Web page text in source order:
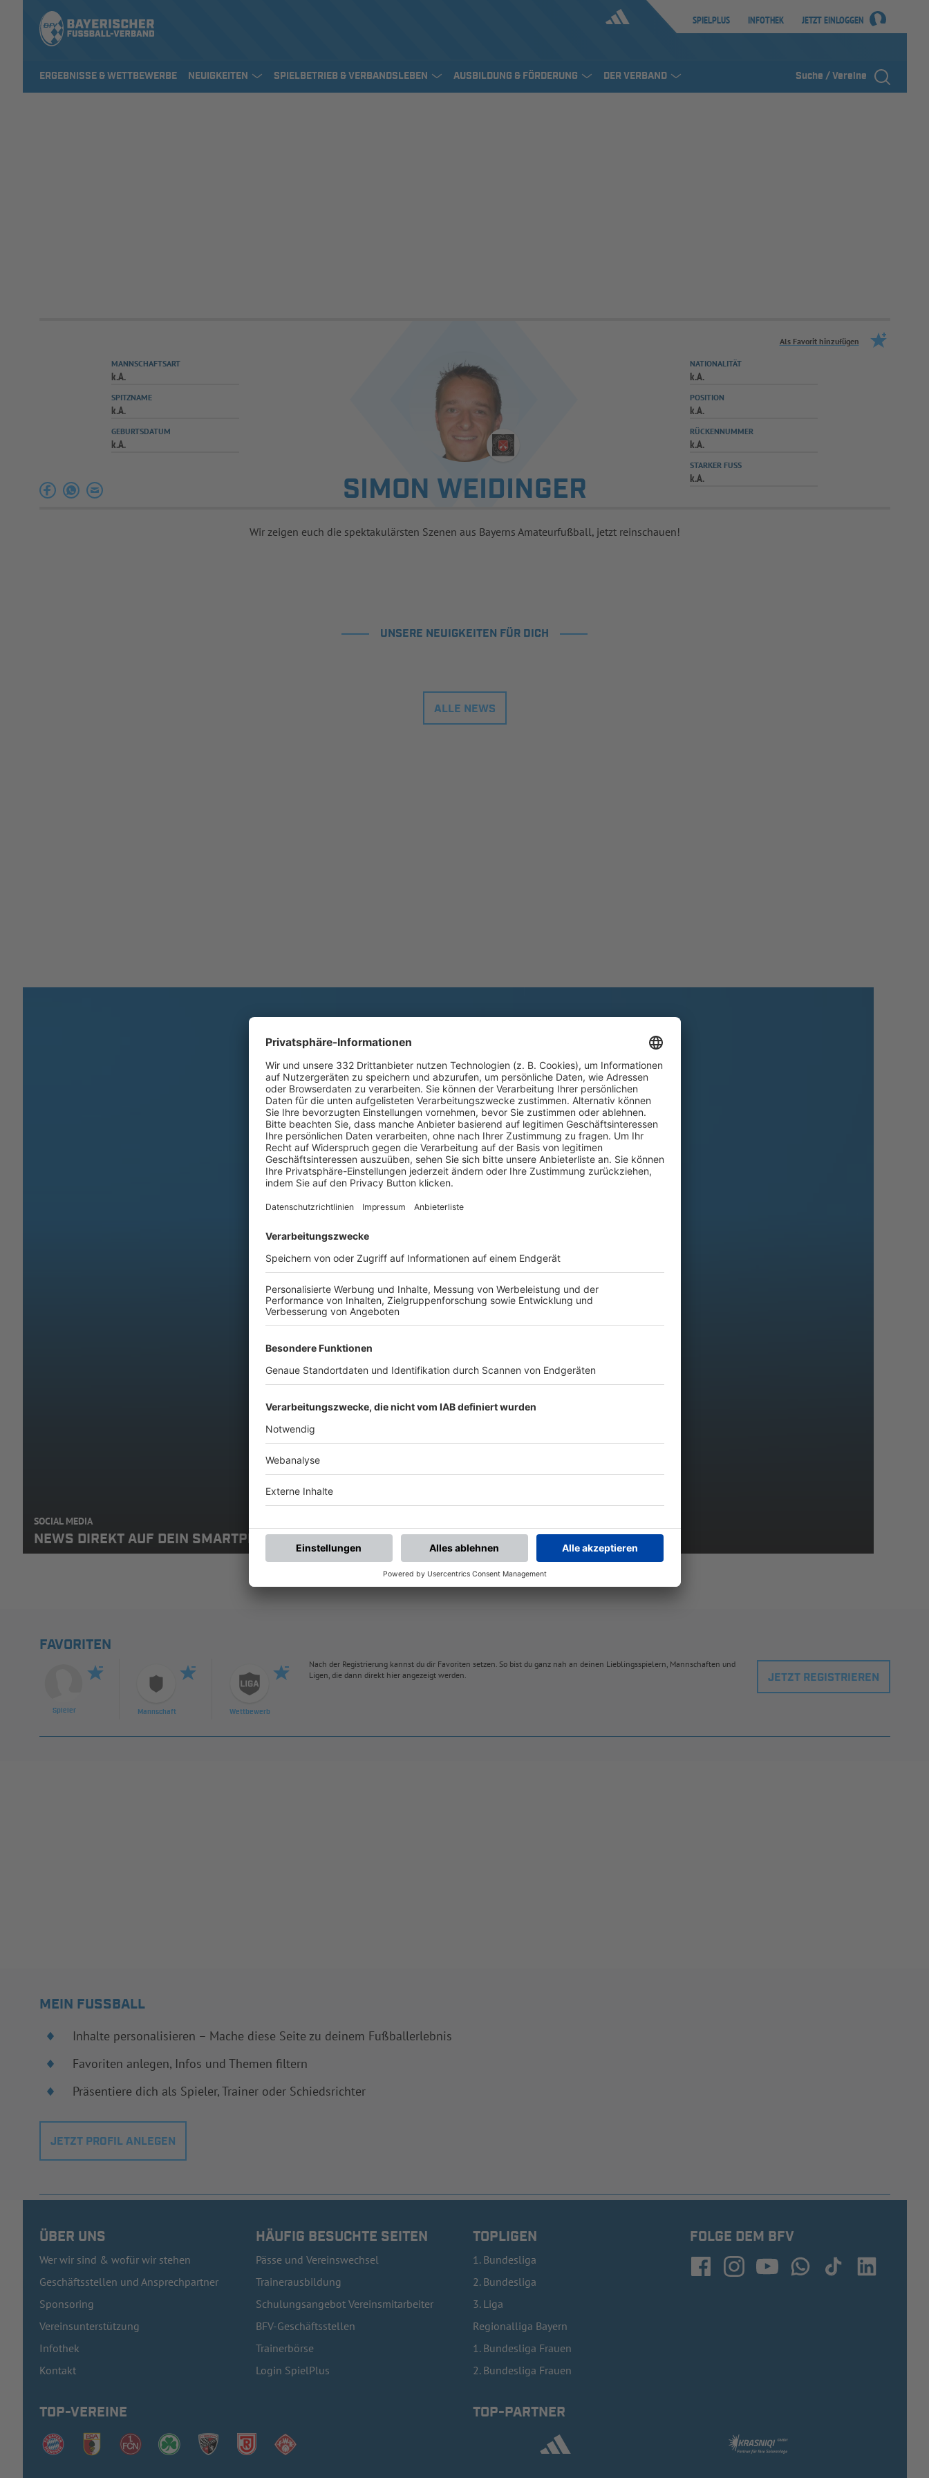
SPIELPLUS INFOTHEK JETZT EINLOGGEN
ERGEBNISSE & WETTBEWERBE NEUIGKEITEN SPIELBETRIEB & VERBANDSLEBEN AUSBILDUNG & FÖRDERUNG DER VERBAND Suche / Vereine
Als Favorit hinzufügen
SIMON WEIDINGER
MANNSCHAFTSART
k.A.
SPITZNAME
k.A.
GEBURTSDATUM
k.A.
NATIONALITÄT
k.A.
POSITION
k.A.
RÜCKENNUMMER
k.A.
STARKER FUSS
k.A.
Wir zeigen euch die spektakulärsten Szenen aus Bayerns Amateurfußball, jetzt reinschauen!
UNSERE NEUIGKEITEN FÜR DICH
ALLE NEWS
SOCIAL MEDIA
NEWS DIREKT AUF DEIN SMARTPHONE: ABONNIERE DEN BFV-WHATSAPP-KANAL!
FAVORITEN
Spieler Mannschaft Wettbewerb
Nach der Registrierung kannst du dir Favoriten setzen. So bist du ganz nah an deinen Lieblingsspielern, Mannschaften und
Ligen, die dann direkt hier angezeigt werden.
JETZT REGISTRIEREN
MEIN FUSSBALL
Inhalte personalisieren – Mache diese Seite zu deinem Fußballerlebnis
Favoriten anlegen, Infos und Themen filtern
Präsentiere dich als Spieler, Trainer oder Schiedsrichter
JETZT PROFIL ANLEGEN
ÜBER UNS
Wer wir sind & wofür wir stehen
Geschäftsstellen und Ansprechpartner
Sponsoring
Vereinsunterstützung
Infothek
Kontakt
HÄUFIG BESUCHTE SEITEN
Pässe und Vereinswechsel
Trainerausbildung
Schulungsangebot Vereinsmitarbeiter
BFV-Geschäftsstellen
Trainerbörse
Login SpielPlus
TOPLIGEN
1. Bundesliga
2. Bundesliga
3. Liga
Regionalliga Bayern
1. Bundesliga Frauen
2. Bundesliga Frauen
FOLGE DEM BFV
TOP-VEREINE TOP-PARTNER